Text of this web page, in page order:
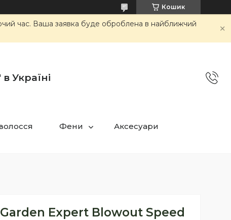
Кошик
час. Ваша заявка буде оброблена в найближчий
Україні
Фени Аксесуари
Expert Blowout Speed